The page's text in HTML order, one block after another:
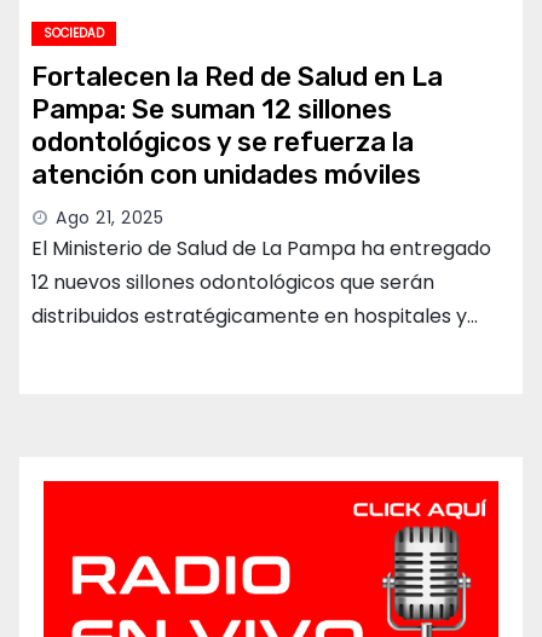
SOCIEDAD
Fortalecen la Red de Salud en La
Pampa: Se suman 12 sillones
odontológicos y se refuerza la
atención con unidades móviles
Ago 21, 2025
El Ministerio de Salud de La Pampa ha entregado
12 nuevos sillones odontológicos que serán
distribuidos estratégicamente en hospitales y…